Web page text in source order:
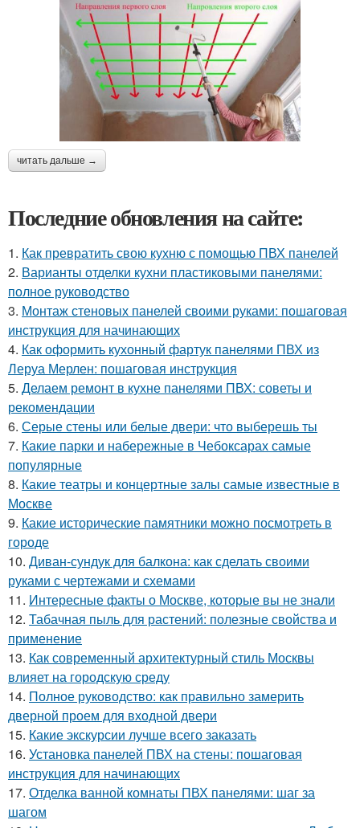
читать дальше →
Последние обновления на сайте:
1. Как превратить свою кухню с помощью ПВХ панелей
2. Варианты отделки кухни пластиковыми панелями:
полное руководство
3. Монтаж стеновых панелей своими руками: пошаговая
инструкция для начинающих
4. Как оформить кухонный фартук панелями ПВХ из
Леруа Мерлен: пошаговая инструкция
5. Делаем ремонт в кухне панелями ПВХ: советы и
рекомендации
6. Серые стены или белые двери: что выберешь ты
7. Какие парки и набережные в Чебоксарах самые
популярные
8. Какие театры и концертные залы самые известные в
Москве
9. Какие исторические памятники можно посмотреть в
городе
10. Диван-сундук для балкона: как сделать своими
руками с чертежами и схемами
11. Интересные факты о Москве, которые вы не знали
12. Табачная пыль для растений: полезные свойства и
применение
13. Как современный архитектурный стиль Москвы
влияет на городскую среду
14. Полное руководство: как правильно замерить
дверной проем для входной двери
15. Какие экскурсии лучше всего заказать
16. Установка панелей ПВХ на стены: пошаговая
инструкция для начинающих
17. Отделка ванной комнаты ПВХ панелями: шаг за
шагом